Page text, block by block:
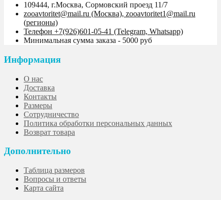
109444, г.Москва, Сормовский проезд 11/7
zooavtoritet@mail.ru (Москва), zooavtoritet1@mail.ru
(регионы)
Телефон +7(926)601-05-41 (Telegram, Whatsapp)
Минимальная сумма заказа - 5000 руб
Информация
О нас
Доставка
Контакты
Размеры
Сотрудничество
Политика обработки персональных данных
Возврат товара
Дополнительно
Таблица размеров
Вопросы и ответы
Карта сайта